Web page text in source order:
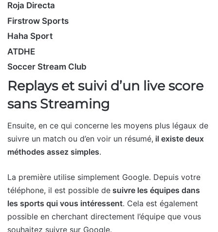
Roja Directa
Firstrow Sports
Haha Sport
ATDHE
Soccer Stream Club
Replays et suivi d’un live score
sans Streaming
Ensuite, en ce qui concerne les moyens plus légaux de
suivre un match ou d’en voir un résumé, il existe deux
méthodes assez simples.
La première utilise simplement Google. Depuis votre
téléphone, il est possible de suivre les équipes dans
les sports qui vous intéressent. Cela est également
possible en cherchant directement l’équipe que vous
souhaitez suivre sur Google.